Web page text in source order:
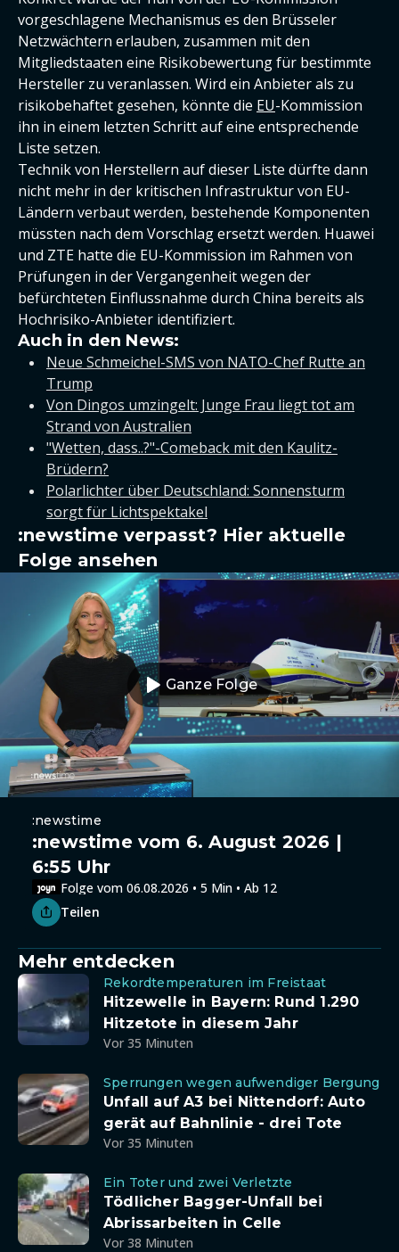
vorgeschlagene Mechanismus es den Brüsseler
Netzwächtern erlauben, zusammen mit den
Mitgliedstaaten eine Risikobewertung für bestimmte
Hersteller zu veranlassen. Wird ein Anbieter als zu
risikobehaftet gesehen, könnte die EU-Kommission
ihn in einem letzten Schritt auf eine entsprechende
Liste setzen.
Technik von Herstellern auf dieser Liste dürfte dann
nicht mehr in der kritischen Infrastruktur von EU-
Ländern verbaut werden, bestehende Komponenten
müssten nach dem Vorschlag ersetzt werden. Huawei
und ZTE hatte die EU-Kommission im Rahmen von
Prüfungen in der Vergangenheit wegen der
befürchteten Einflussnahme durch China bereits als
Hochrisiko-Anbieter identifiziert.
Auch in den News:
Neue Schmeichel-SMS von NATO-Chef Rutte an
Trump
Von Dingos umzingelt: Junge Frau liegt tot am
Strand von Australien
"Wetten, dass..?"-Comeback mit den Kaulitz-
Brüdern?
Polarlichter über Deutschland: Sonnensturm
sorgt für Lichtspektakel
:newstime verpasst? Hier aktuelle
Folge ansehen
Ganze Folge
:newstime
:newstime vom 6. August 2026 |
6:55 Uhr
Folge vom 06.08.2026 • 5 Min • Ab 12
Teilen
Mehr entdecken
Rekordtemperaturen im Freistaat
Hitzewelle in Bayern: Rund 1.290
Hitzetote in diesem Jahr
Vor 35 Minuten
Sperrungen wegen aufwendiger Bergung
Unfall auf A3 bei Nittendorf: Auto
gerät auf Bahnlinie - drei Tote
Vor 35 Minuten
Ein Toter und zwei Verletzte
Tödlicher Bagger-Unfall bei
Abrissarbeiten in Celle
Vor 38 Minuten